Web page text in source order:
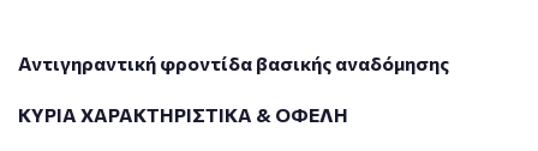
Αντιγηραντική φροντίδα βασικής αναδόμησης
ΚΥΡΙΑ ΧΑΡΑΚΤΗΡΙΣΤΙΚΑ & ΟΦΕΛΗ